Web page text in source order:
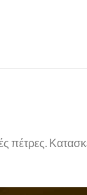
πέτρες.